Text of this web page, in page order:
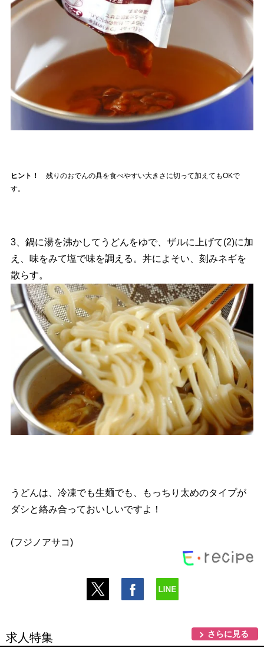
ヒント！ 残りのおでんの具を食べやすい大きさに切って加えてもOKで
す。
3、鍋に湯を沸かしてうどんをゆで、ザルに上げて(2)に加
え、味をみて塩で味を調える。丼によそい、刻みネギを
散らす。
うどんは、冷凍でも生麺でも、もっちり太めのタイプが
ダシと絡み合っておいしいですよ！
(フジノアサコ)
求人特集 さらに見る